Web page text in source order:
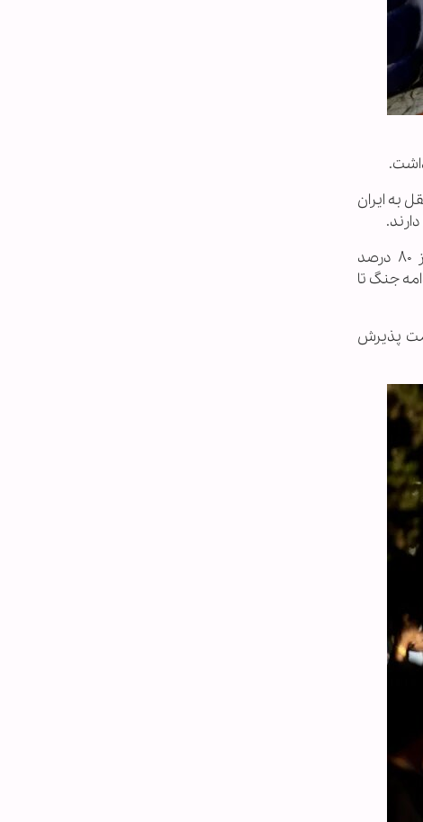
از حمله مستقل به ایران
پس از آغاز جنگ علیه ایران، میزان حمایت افزایش یافت. در نظرسنجی منتشرشده در ۳ مارس ۲۰۲۶، بیش از ۸۰ درصد
کردند. همچنین ۶۳ درصد خواهان ادامه جنگ تا
پذیرش